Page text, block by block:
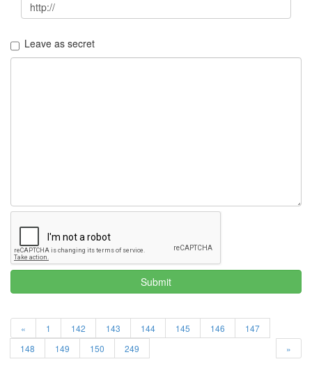
Leave as secret
Submit
« 1 142 143 144 145 146
147
148
149 150 249 »